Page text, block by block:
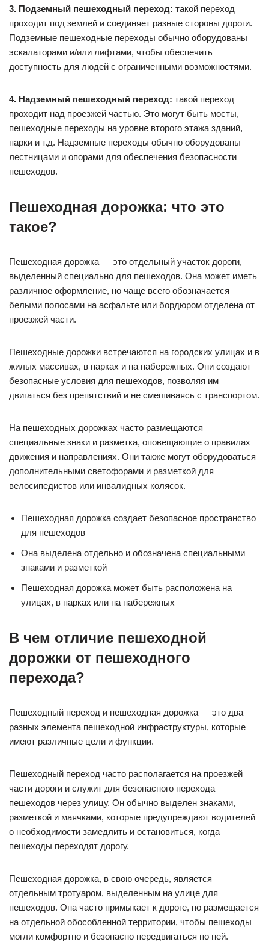
3. Подземный пешеходный переход: такой переход
проходит под землей и соединяет разные стороны дороги.
Подземные пешеходные переходы обычно оборудованы
эскалаторами и/или лифтами, чтобы обеспечить
доступность для людей с ограниченными возможностями.
4. Надземный пешеходный переход: такой переход
проходит над проезжей частью. Это могут быть мосты,
пешеходные переходы на уровне второго этажа зданий,
парки и т.д. Надземные переходы обычно оборудованы
лестницами и опорами для обеспечения безопасности
пешеходов.
Пешеходная дорожка: что это
такое?
Пешеходная дорожка — это отдельный участок дороги,
выделенный специально для пешеходов. Она может иметь
различное оформление, но чаще всего обозначается
белыми полосами на асфальте или бордюром отделена от
проезжей части.
Пешеходные дорожки встречаются на городских улицах и в
жилых массивах, в парках и на набережных. Они создают
безопасные условия для пешеходов, позволяя им
двигаться без препятствий и не смешиваясь с транспортом.
На пешеходных дорожках часто размещаются
специальные знаки и разметка, оповещающие о правилах
движения и направлениях. Они также могут оборудоваться
дополнительными светофорами и разметкой для
велосипедистов или инвалидных колясок.
Пешеходная дорожка создает безопасное пространство
для пешеходов
Она выделена отдельно и обозначена специальными
знаками и разметкой
Пешеходная дорожка может быть расположена на
улицах, в парках или на набережных
В чем отличие пешеходной
дорожки от пешеходного
перехода?
Пешеходный переход и пешеходная дорожка — это два
разных элемента пешеходной инфраструктуры, которые
имеют различные цели и функции.
Пешеходный переход часто располагается на проезжей
части дороги и служит для безопасного перехода
пешеходов через улицу. Он обычно выделен знаками,
разметкой и маячками, которые предупреждают водителей
о необходимости замедлить и остановиться, когда
пешеходы переходят дорогу.
Пешеходная дорожка, в свою очередь, является
отдельным тротуаром, выделенным на улице для
пешеходов. Она часто примыкает к дороге, но размещается
на отдельной обособленной территории, чтобы пешеходы
могли комфортно и безопасно передвигаться по ней.